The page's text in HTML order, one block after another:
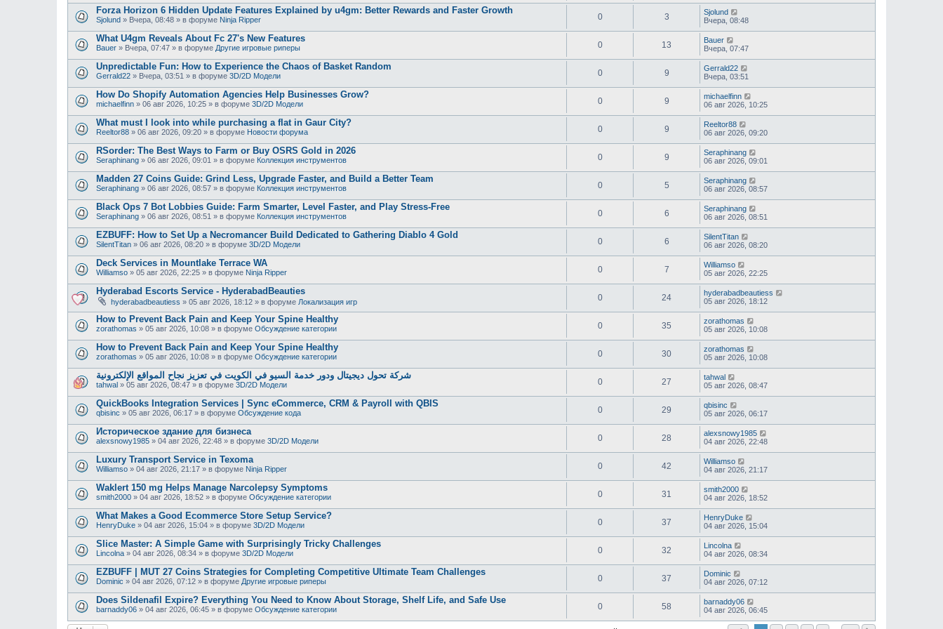
Forza Horizon 6 Hidden Update Features Explained by u4gm: Better Rewards and Faster Growth
Sjolund » Вчера, 08:48 » в форуме Ninja Ripper 0 3
Sjolund
Вчера, 08:48
What U4gm Reveals About Fc 27's New Features
Bauer » Вчера, 07:47 » в форуме Другие игровые риперы 0 13
Bauer
Вчера, 07:47
Unpredictable Fun: How to Experience the Chaos of Basket Random
Gerrald22 » Вчера, 03:51 » в форуме 3D/2D Модели 0 9
Gerrald22
Вчера, 03:51
How Do Shopify Automation Agencies Help Businesses Grow?
michaelfinn » 06 авг 2026, 10:25 » в форуме 3D/2D Модели 0 9
michaelfinn
06 авг 2026, 10:25
What must I look into while purchasing a flat in Gaur City?
Reeltor88 » 06 авг 2026, 09:20 » в форуме Новости форума 0 9
Reeltor88
06 авг 2026, 09:20
RSorder: The Best Ways to Farm or Buy OSRS Gold in 2026
Seraphinang » 06 авг 2026, 09:01 » в форуме Коллекция инструментов 0 9
Seraphinang
06 авг 2026, 09:01
Madden 27 Coins Guide: Grind Less, Upgrade Faster, and Build a Better Team
Seraphinang » 06 авг 2026, 08:57 » в форуме Коллекция инструментов 0 5
Seraphinang
06 авг 2026, 08:57
Black Ops 7 Bot Lobbies Guide: Farm Smarter, Level Faster, and Play Stress-Free
Seraphinang » 06 авг 2026, 08:51 » в форуме Коллекция инструментов 0 6
Seraphinang
06 авг 2026, 08:51
EZBUFF: How to Set Up a Necromancer Build Dedicated to Gathering Diablo 4 Gold
SilentTitan » 06 авг 2026, 08:20 » в форуме 3D/2D Модели 0 6
SilentTitan
06 авг 2026, 08:20
Deck Services in Mountlake Terrace WA
Williamso » 05 авг 2026, 22:25 » в форуме Ninja Ripper 0 7
Williamso
05 авг 2026, 22:25
Hyderabad Escorts Service - HyderabadBeauties
hyderabadbeautiess » 05 авг 2026, 18:12 » в форуме Локализация игр 0 24
hyderabadbeautiess
05 авг 2026, 18:12
How to Prevent Back Pain and Keep Your Spine Healthy
zorathomas » 05 авг 2026, 10:08 » в форуме Обсуждение категории 0 35
zorathomas
05 авг 2026, 10:08
How to Prevent Back Pain and Keep Your Spine Healthy
zorathomas » 05 авг 2026, 10:08 » в форуме Обсуждение категории 0 30
zorathomas
05 авг 2026, 10:08
شركة تحول ديجيتال ودور خدمة السيو في الكويت في تعزيز نجاح المواقع الإلكترونية
tahwal » 05 авг 2026, 08:47 » в форуме 3D/2D Модели 0 27
tahwal
05 авг 2026, 08:47
QuickBooks Integration Services | Sync eCommerce, CRM & Payroll with QBIS
qbisinc » 05 авг 2026, 06:17 » в форуме Обсуждение кода 0 29
qbisinc
05 авг 2026, 06:17
Историческое здание для бизнеса
alexsnowy1985 » 04 авг 2026, 22:48 » в форуме 3D/2D Модели 0 28
alexsnowy1985
04 авг 2026, 22:48
Luxury Transport Service in Texoma
Williamso » 04 авг 2026, 21:17 » в форуме Ninja Ripper 0 42
Williamso
04 авг 2026, 21:17
Waklert 150 mg Helps Manage Narcolepsy Symptoms
smith2000 » 04 авг 2026, 18:52 » в форуме Обсуждение категории 0 31
smith2000
04 авг 2026, 18:52
What Makes a Good Ecommerce Store Setup Service?
HenryDuke » 04 авг 2026, 15:04 » в форуме 3D/2D Модели 0 37
HenryDuke
04 авг 2026, 15:04
Slice Master: A Simple Game with Surprisingly Tricky Challenges
Lincolna » 04 авг 2026, 08:34 » в форуме 3D/2D Модели 0 32
Lincolna
04 авг 2026, 08:34
EZBUFF | MUT 27 Coins Strategies for Completing Competitive Ultimate Team Challenges
Dominic » 04 авг 2026, 07:12 » в форуме Другие игровые риперы 0 37
Dominic
04 авг 2026, 07:12
Does Sildenafil Expire? Everything You Need to Know About Storage, Shelf Life, and Safe Use
barnaddy06 » 04 авг 2026, 06:45 » в форуме Обсуждение категории 0 58
barnaddy06
04 авг 2026, 06:45